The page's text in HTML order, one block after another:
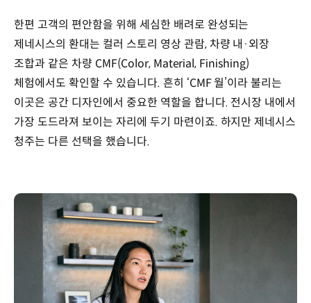
한편 고객의 편안함을 위해 세심한 배려로 완성되는
제네시스의 환대는 컬러 스토리 영상 관람, 차량 내·외장
조합과 같은 차량 CMF(Color, Material, Finishing)
체험에서도 확인할 수 있습니다. 흔히 ‘CMF 월’이라 불리는
이곳은 공간 디자인에서 중요한 역할을 합니다. 전시장 내에서
가장 도드라져 보이는 자리에 두기 마련이죠. 하지만 제네시스
청주는 다른 선택을 했습니다.